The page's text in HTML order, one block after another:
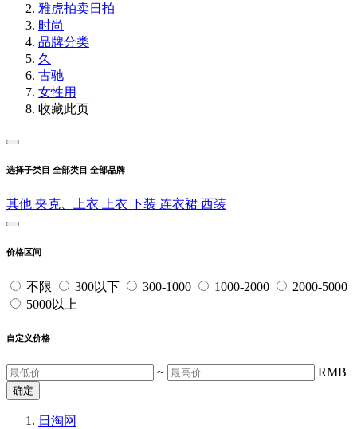
雅虎拍卖日拍
时尚
品牌分类
久
古驰
女性用
收藏此页
选择子类目 全部类目 全部品牌
其他 夹克、上衣 上衣 下装 连衣裙 西装
价格区间
不限 300以下 300-1000 1000-2000
2000-5000
5000以上
自定义价格
~ RMB
确定
日淘网